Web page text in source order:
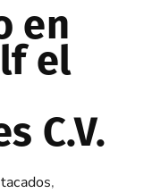
en
el
C.V.
,